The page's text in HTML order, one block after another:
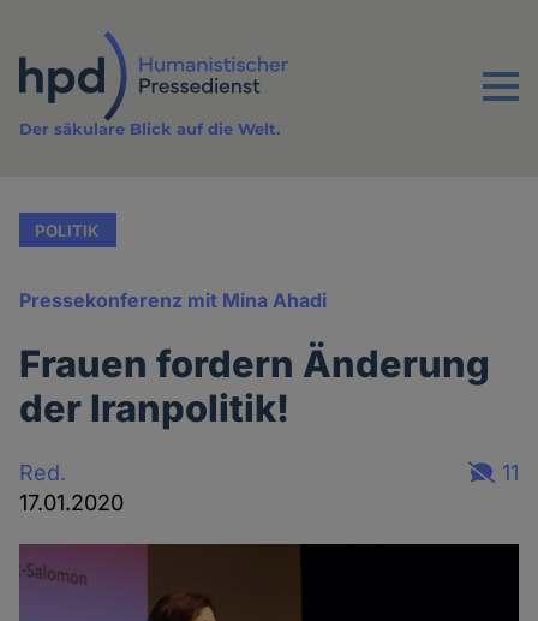
Inhalt
Menu
Der säkulare Blick auf die Welt.
POLITIK
Pressekonferenz mit Mina Ahadi
Frauen fordern Änderung
der Iranpolitik!
Red.
17.01.2020
11